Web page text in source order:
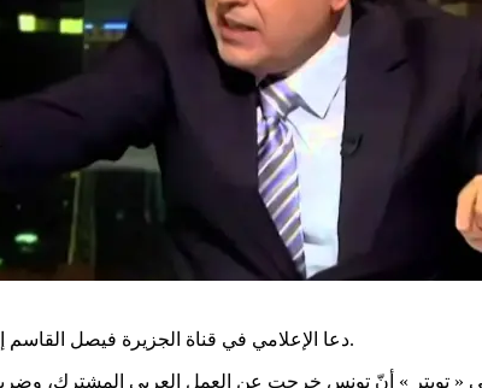
دعا الإعلامي في قناة الجزيرة فيصل القاسم إلى طرد تونس من الجامعة العربية.